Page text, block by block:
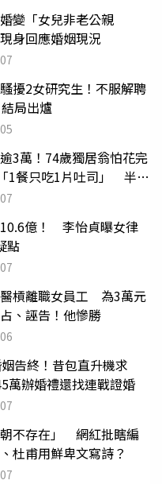
變「女兒非老公親
身回應婚姻現況
擾2女研究生！不服解聘
局出爐
3萬！74歲獨居翁怕花完
1餐只吃1片吐司」 半年
兒
億！ 李怡貞曝女律
點
槓離職女員工 為3萬元
、誣告！他慘勝
告終！昔包直升機求
辦婚禮還找連戰證婚
不存在」 網紅批瞎編
杜甫用鮮卑文寫詩？